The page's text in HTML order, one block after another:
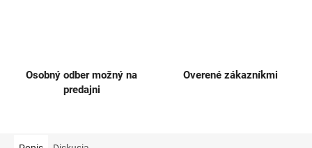
Osobný odber možný na
predajni
Overené zákazníkmi